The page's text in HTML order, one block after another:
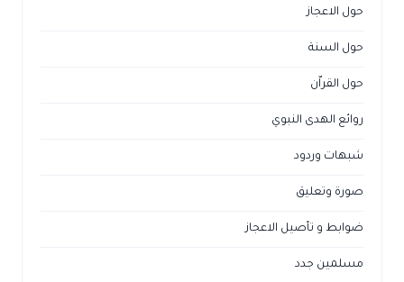
حول الاعجاز
حول السنة
حول القراّن
روائع الهدى النبوي
شبهات وردود
صورة وتعليق
ضوابط و تأصيل الاعجاز
مسلمين جدد